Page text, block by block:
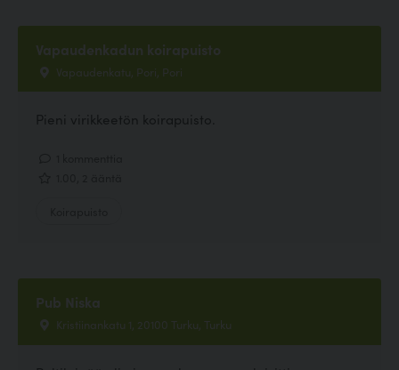
Vapaudenkadun koirapuisto
Vapaudenkatu, Pori, Pori
Pieni virikkeetön koirapuisto.
Pub Niska
Kristiinankatu 1, 20100 Turku, Turku